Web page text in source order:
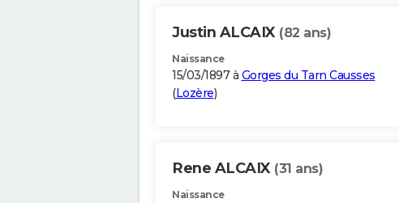
Justin ALCAIX (82 ans)
Naissance
15/03/1897 à Gorges du Tarn Causses
(Lozère)
Rene ALCAIX (31 ans)
Naissance